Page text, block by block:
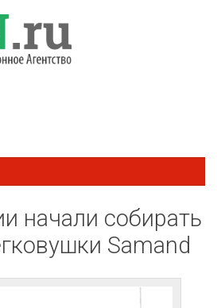
начали собирать
Samand